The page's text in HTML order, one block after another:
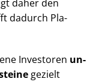
daher den
dadurch Pla­
Investoren un­
gezielt